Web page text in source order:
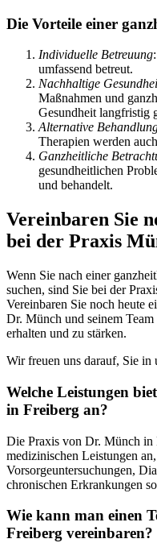
Die Vorteile einer
Individuelle Betreuung
umfassend betreut.
Nachhaltige
Maßnahmen und
Gesundheit langfristig
Alternative
Therapien werden
Ganzheitliche
gesundheitlichen
und behandelt.
Vereinbaren Sie
bei der Praxis
Wenn Sie nach einer
suchen, sind Sie bei der
Vereinbaren Sie noch heute
Dr. Münch und seinem
erhalten und zu stärken.
Wir freuen uns darauf, Sie in
Welche Leistungen
in Freiberg an?
Die Praxis von Dr. Münch in
medizinischen Leistungen
Vorsorgeuntersuchungen,
chronischen Erkrankungen
Wie kann man einen
Freiberg vereinbaren?